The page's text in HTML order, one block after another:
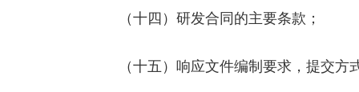
（十四）研发合同的主要条款；
（十五）响应文件编制要求，提交方